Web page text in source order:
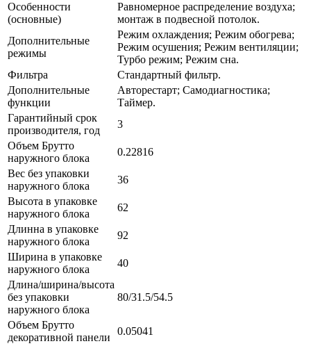
Особенности
(основные)
Равномерное распределение воздуха;
монтаж в подвесной потолок.
Дополнительные
режимы
Режим охлаждения; Режим обогрева;
Режим осушения; Режим вентиляции;
Турбо режим; Режим сна.
Фильтра
Стандартный фильтр.
Дополнительные
функции
Авторестарт; Самодиагностика;
Таймер.
Гарантийный срок
производителя, год
3
Объем Брутто
наружного блока
0.22816
Вес без упаковки
наружного блока
36
Высота в упаковке
наружного блока
62
Длинна в упаковке
наружного блока
92
Ширина в упаковке
наружного блока
40
Длина/ширина/высота
без упаковки
наружного блока
80/31.5/54.5
Объем Брутто
декоративной панели
0.05041